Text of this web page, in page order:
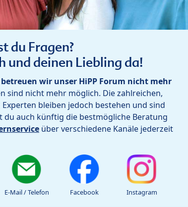
du Fragen?
und deinen Liebling da!
wir unser HiPP Forum nicht mehr
sind nicht mehr möglich. Die zahlreichen,
bleiben jedoch bestehen und sind
auch künftig die bestmögliche Beratung
über verschiedene Kanäle jederzeit
E-Mail / Telefon Facebook Instagram